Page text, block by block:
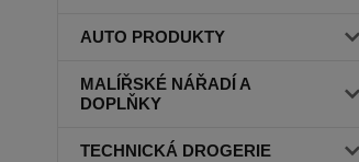
AUTO PRODUKTY
MALÍŘSKÉ NÁŘADÍ A
DOPLŇKY
TECHNICKÁ DROGERIE